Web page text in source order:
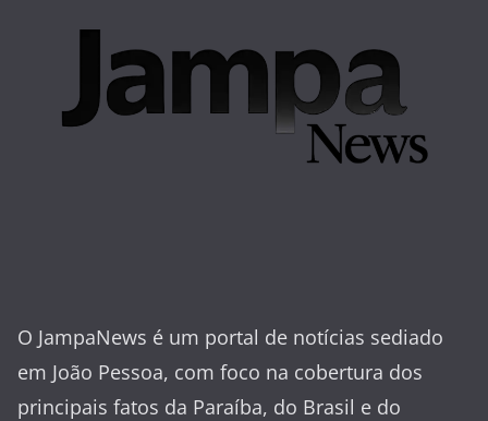
O JampaNews é um portal de notícias sediado
em João Pessoa, com foco na cobertura dos
principais fatos da Paraíba, do Brasil e do